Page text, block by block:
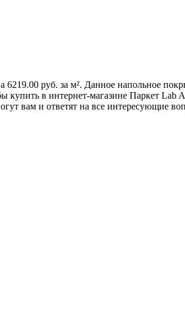
руб. за м². Данное напольное
в интернет-магазине Паркет Lab
вам и ответят на все интересующие